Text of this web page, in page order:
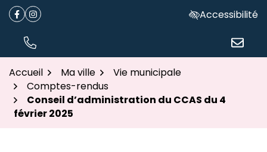
Gestion des traceurs
Aller
au
contenu
Facebook
(ouverture dans un nouvel onglet)
Instagram
(ouverture dans un nouvel onglet) Accessibilité
TÉL. NOUS
Accueil Ma ville
Vie municipale
Comptes-rendus
Conseil d’administration du CCAS du 4
février 2025